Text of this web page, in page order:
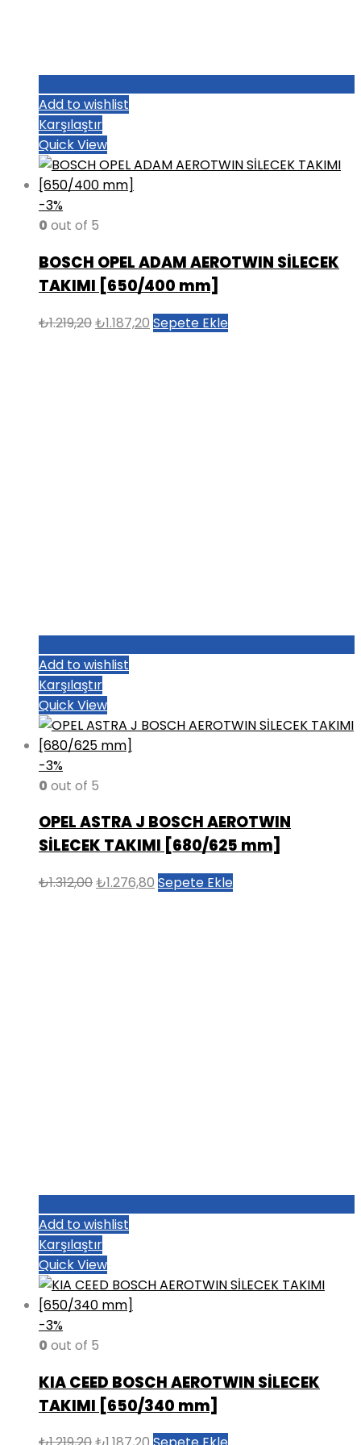
Add to wishlist
Karşılaştır
Quick View
-3%
0 out of 5
BOSCH OPEL ADAM AEROTWIN SİLECEK
TAKIMI [650/400 mm]
₺1.219,20Orijinal
₺1.187,20 Şu
Sepete Ekle
Add to wishlist
Karşılaştır
Quick View
-3%
0 out of 5
OPEL ASTRA J BOSCH AEROTWIN
SİLECEK TAKIMI [680/625 mm]
₺1.312,00Orijinal
₺1.276,80 Şu
Sepete Ekle
Add to wishlist
Karşılaştır
Quick View
-3%
0 out of 5
KIA CEED BOSCH AEROTWIN SİLECEK
TAKIMI [650/340 mm]